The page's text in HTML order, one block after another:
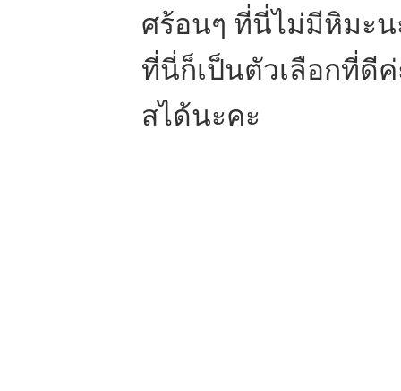
ศร้อนๆ ที่นี่ไม่มีหิมะ
ที่นี่ก็เป็นตัวเลือกที่ดี
สได้นะคะ